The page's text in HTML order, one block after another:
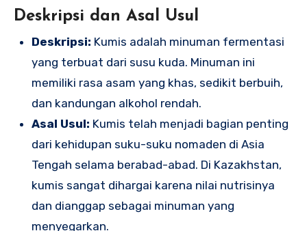
Deskripsi dan Asal Usul
Deskripsi: Kumis adalah minuman fermentasi
yang terbuat dari susu kuda. Minuman ini
memiliki rasa asam yang khas, sedikit berbuih,
dan kandungan alkohol rendah.
Asal Usul: Kumis telah menjadi bagian penting
dari kehidupan suku-suku nomaden di Asia
Tengah selama berabad-abad. Di Kazakhstan,
kumis sangat dihargai karena nilai nutrisinya
dan dianggap sebagai minuman yang
menyegarkan.